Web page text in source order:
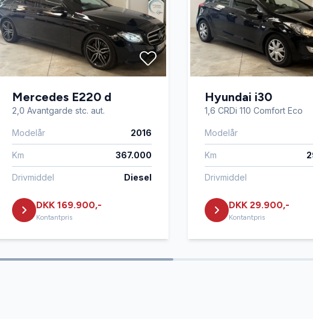
Sportssæder Sædevarme
Mercedes E220 d
2,0 Avantgarde stc. aut.
Modelår 2016
Km 367.000
Drivmiddel Diesel
DKK 169.900,-
Kontantpris
Hyundai i30
1,6 CRDi 110 Comfort Eco
Modelår
Km
Drivmiddel
DKK 29.900,-
Kontantpris